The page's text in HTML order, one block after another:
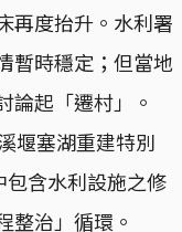
再度抬升。水利署
暫時穩定；但當地
論起「遷村」。
堰塞湖重建特別
含水利設施之修
整治」循環。